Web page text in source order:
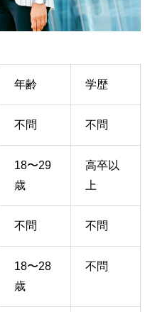
年齢 学歴
不問 不問
18〜29
歳
高卒以
上
不問 不問
18〜28
歳
不問